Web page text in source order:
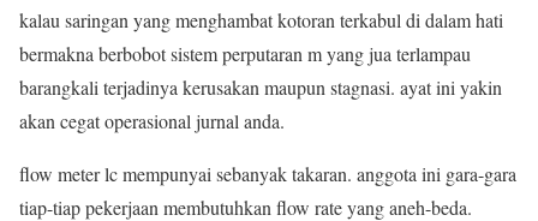
kalau saringan yang menghambat kotoran terkabul di dalam hati
bermakna berbobot sistem perputaran m yang jua terlampau
barangkali terjadinya kerusakan maupun stagnasi. ayat ini yakin
akan cegat operasional jurnal anda.
flow meter lc mempunyai sebanyak takaran. anggota ini gara-gara
tiap-tiap pekerjaan membutuhkan flow rate yang aneh-beda.